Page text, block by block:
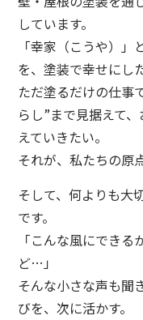
しています。
「幸家（こうや）
を、塗装で幸せにし
ただ塗るだけの仕事
らし”まで見据えて
えていきたい。
それが、私たちの原
そして、何よりも大
です。
「こんな風にでき
ど…」
そんな小さな声も聞
びを、次に活かす。